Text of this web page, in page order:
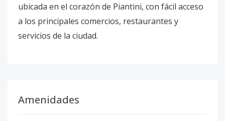
ubicada en el corazón de Piantini, con fácil acceso
a los principales comercios, restaurantes y
servicios de la ciudad.
Amenidades